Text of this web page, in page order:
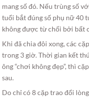
mang số đó. Nếu trùng số
tuổi bắt đúng số phụ nữ 40
không được từ chối bởi bất
Khi đã chia đôi xong, các
trong 3 giờ. Thời gian kết
ông “chơi không đẹp”, thì
sau.
Do chỉ có 8 cặp trao đổi